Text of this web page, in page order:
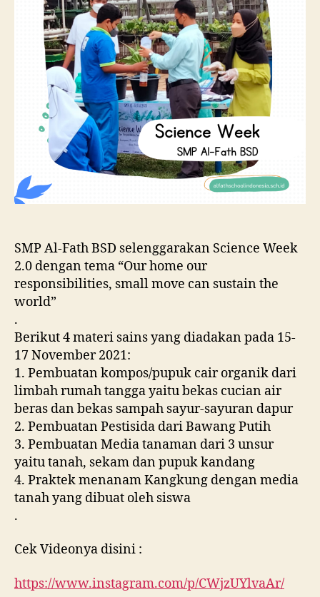
SMP Al-Fath BSD selenggarakan Science Week
2.0 dengan tema “Our home our
responsibilities, small move can sustain the
world”
.
Berikut 4 materi sains yang diadakan pada 15-
17 November 2021:
1. Pembuatan kompos/pupuk cair organik dari
limbah rumah tangga yaitu bekas cucian air
beras dan bekas sampah sayur-sayuran dapur
2. Pembuatan Pestisida dari Bawang Putih
3. Pembuatan Media tanaman dari 3 unsur
yaitu tanah, sekam dan pupuk kandang
4. Praktek menanam Kangkung dengan media
tanah yang dibuat oleh siswa
.
Cek Videonya disini :
https://www.instagram.com/p/CWjzUYlvaAr/